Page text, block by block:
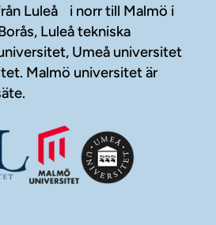
Luleå i norr till Malmö i
Luleå tekniska
Umeå universitet
Malmö universitet är